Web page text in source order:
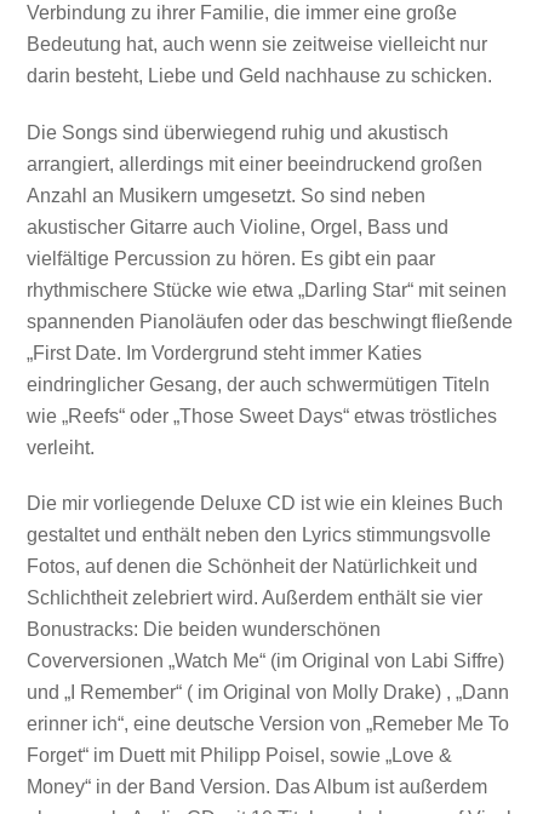
Verbindung zu ihrer Familie, die immer eine große
Bedeutung hat, auch wenn sie zeitweise vielleicht nur
darin besteht, Liebe und Geld nachhause zu schicken.
Die Songs sind überwiegend ruhig und akustisch
arrangiert, allerdings mit einer beeindruckend großen
Anzahl an Musikern umgesetzt. So sind neben
akustischer Gitarre auch Violine, Orgel, Bass und
vielfältige Percussion zu hören. Es gibt ein paar
rhythmischere Stücke wie etwa „Darling Star“ mit seinen
spannenden Pianoläufen oder das beschwingt fließende
„First Date. Im Vordergrund steht immer Katies
eindringlicher Gesang, der auch schwermütigen Titeln
wie „Reefs“ oder „Those Sweet Days“ etwas tröstliches
verleiht.
Die mir vorliegende Deluxe CD ist wie ein kleines Buch
gestaltet und enthält neben den Lyrics stimmungsvolle
Fotos, auf denen die Schönheit der Natürlichkeit und
Schlichtheit zelebriert wird. Außerdem enthält sie vier
Bonustracks: Die beiden wunderschönen
Coverversionen „Watch Me“ (im Original von Labi Siffre)
und „I Remember“ ( im Original von Molly Drake) , „Dann
erinner ich“, eine deutsche Version von „Remeber Me To
Forget“ im Duett mit Philipp Poisel, sowie „Love &
Money“ in der Band Version. Das Album ist außerdem